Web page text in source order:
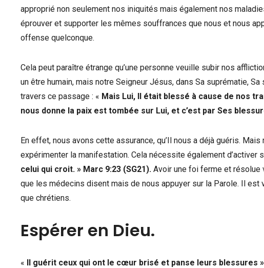
approprié non seulement nos iniquités mais également nos
éprouver et supporter les mêmes souffrances que nous et nous
offense quelconque.
Cela peut paraître étrange qu’une personne veuille subir nos
un être humain, mais notre Seigneur Jésus, dans Sa suprématie, Sa
travers ce passage : « Mais Lui, Il était blessé à cause de nos
nous donne la paix est tombée sur Lui, et c’est par Ses
En effet, nous avons cette assurance, qu’Il nous a déjà guéris.
expérimenter la manifestation. Cela nécessite également d’activer
celui qui croit. » Marc 9:23 (SG21). Avoir une foi ferme et résolue
que les médecins disent mais de nous appuyer sur la Parole. Il
que chrétiens.
Espérer en Dieu.
« Il guérit ceux qui ont le cœur brisé et panse leurs blessures »